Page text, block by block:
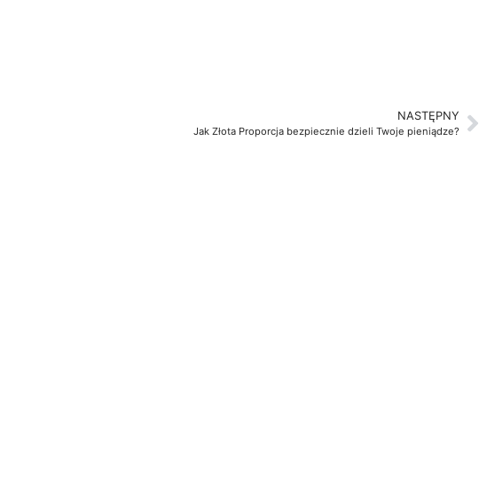
NASTĘPNY
Jak Złota Proporcja bezpiecznie dzieli Twoje pieniądze?